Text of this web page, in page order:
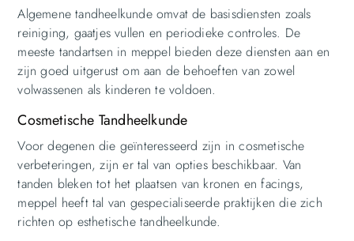
Algemene tandheelkunde omvat de basisdiensten zoals
reiniging, gaatjes vullen en periodieke controles. De
meeste tandartsen in meppel bieden deze diensten aan en
zijn goed uitgerust om aan de behoeften van zowel
volwassenen als kinderen te voldoen.
Cosmetische Tandheelkunde
Voor degenen die geïnteresseerd zijn in cosmetische
verbeteringen, zijn er tal van opties beschikbaar. Van
tanden bleken tot het plaatsen van kronen en facings,
meppel heeft tal van gespecialiseerde praktijken die zich
richten op esthetische tandheelkunde.